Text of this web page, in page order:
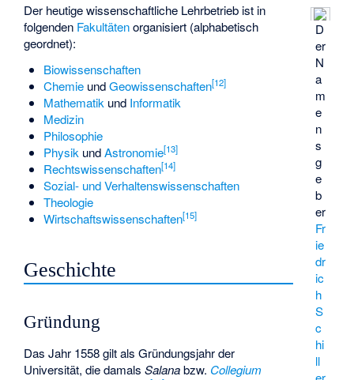
D
er
N
a
m
e
n
s
g
e
b
er
Fr
ie
dr
ic
h
S
c
hi
ll
Der heutige wissenschaftliche Lehrbetrieb ist in
folgenden Fakultätenorganisiert (alphabetisch
geordnet):
Biowissenschaften
ChemieundGeowissenschaften[12]
Mathematik und Informatik
Medizin
Philosophie
Physik undAstronomie[13]
Rechtswissenschaften[14]
Sozial- und Verhaltenswissenschaften
Theologie
Wirtschaftswissenschaften[15]
Geschichte
Gründung
Das Jahr 1558 gilt als Gründungsjahr der
Universität, die damalsSalanabzw. Collegium